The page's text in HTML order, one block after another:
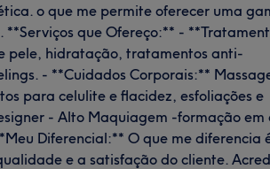
o que me permite oferecer uma
**Serviços que Ofereço:** -
pele, hidratação, tratamentos anti-
- **Cuidados Corporais:**
para celulite e flacidez, esfoliações e
- Alto Maquiagem -formação em
Diferencial:** O que me diferencia
e a satisfação do cliente.